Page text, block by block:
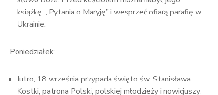
książkę „Pytania o Maryję” i wesprzeć ofiarą parafię w
Ukrainie.
Poniedziałek:
Jutro, 18 września przypada święto św. Stanisława
Kostki, patrona Polski, polskiej młodzieży i nowicjuszy.